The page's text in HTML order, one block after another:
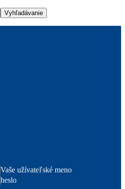
Vaše užívateľské meno
heslo